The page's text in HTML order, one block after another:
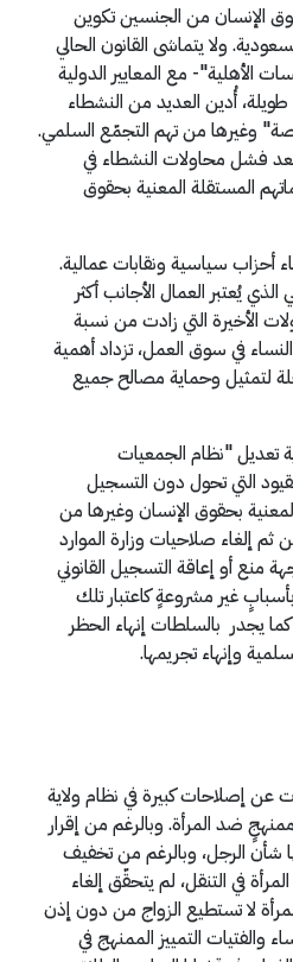
الإنسان من الجنسين تكوين
ولا يتماشى القانون الحالي
الأهلية"- مع المعايير الدولية
أُدين العديد من النشطاء
وغيرها من تهم التجمّع السلمي.
بعد فشل محاولات النشطاء في
المستقلة المعنية بحقوق
أحزاب سياسية ونقابات عمالية.
يُعتبر العمال الأجانب أكثر
الأخيرة التي زادت من نسبة
في سوق العمل، تزداد أهمية
لتمثيل وحماية مصالح جميع
"نظام الجمعيات
التي تحول دون التسجيل
بحقوق الإنسان وغيرها من
إلغاء صلاحيات وزارة الموارد
منع أو إعاقة التسجيل القانوني
غير مشروعةٍ كاعتبار تلك
يجدر بالسلطات إنهاء الحظر
وإنهاء تجريمها.
السلطات عن إصلاحات كبيرة في نظام ولاية
ضد المرأة. وبالرغم من إقرار
شأن الرجل، وبالرغم من تخفيف
في التنقل، لم يتحقّق إلغاء
لا تستطيع الزواج من دون إذن
والفتيات التمييز الممنهج في